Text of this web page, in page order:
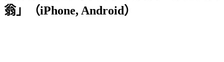
翁」（iPhone, Android）